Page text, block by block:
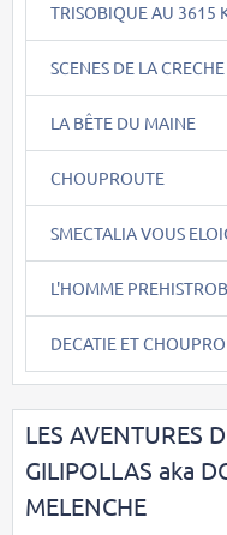
TRISOBIQUE AU 3615
SCENES DE LA CRECHE
LA BÊTE DU MAINE
CHOUPROUTE
SMECTALIA VOUS
L'HOMME
DECATIE ET
LES AVENTURES
GILIPOLLAS aka
MELENCHE